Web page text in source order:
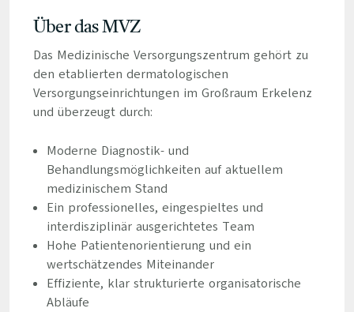
Über das MVZ
Das Medizinische Versorgungszentrum gehört zu
den etablierten dermatologischen
Versorgungseinrichtungen im Großraum Erkelenz
und überzeugt durch:
Moderne Diagnostik- und
Behandlungsmöglichkeiten auf aktuellem
medizinischem Stand
Ein professionelles, eingespieltes und
interdisziplinär ausgerichtetes Team
Hohe Patientenorientierung und ein
wertschätzendes Miteinander
Effiziente, klar strukturierte organisatorische
Abläufe